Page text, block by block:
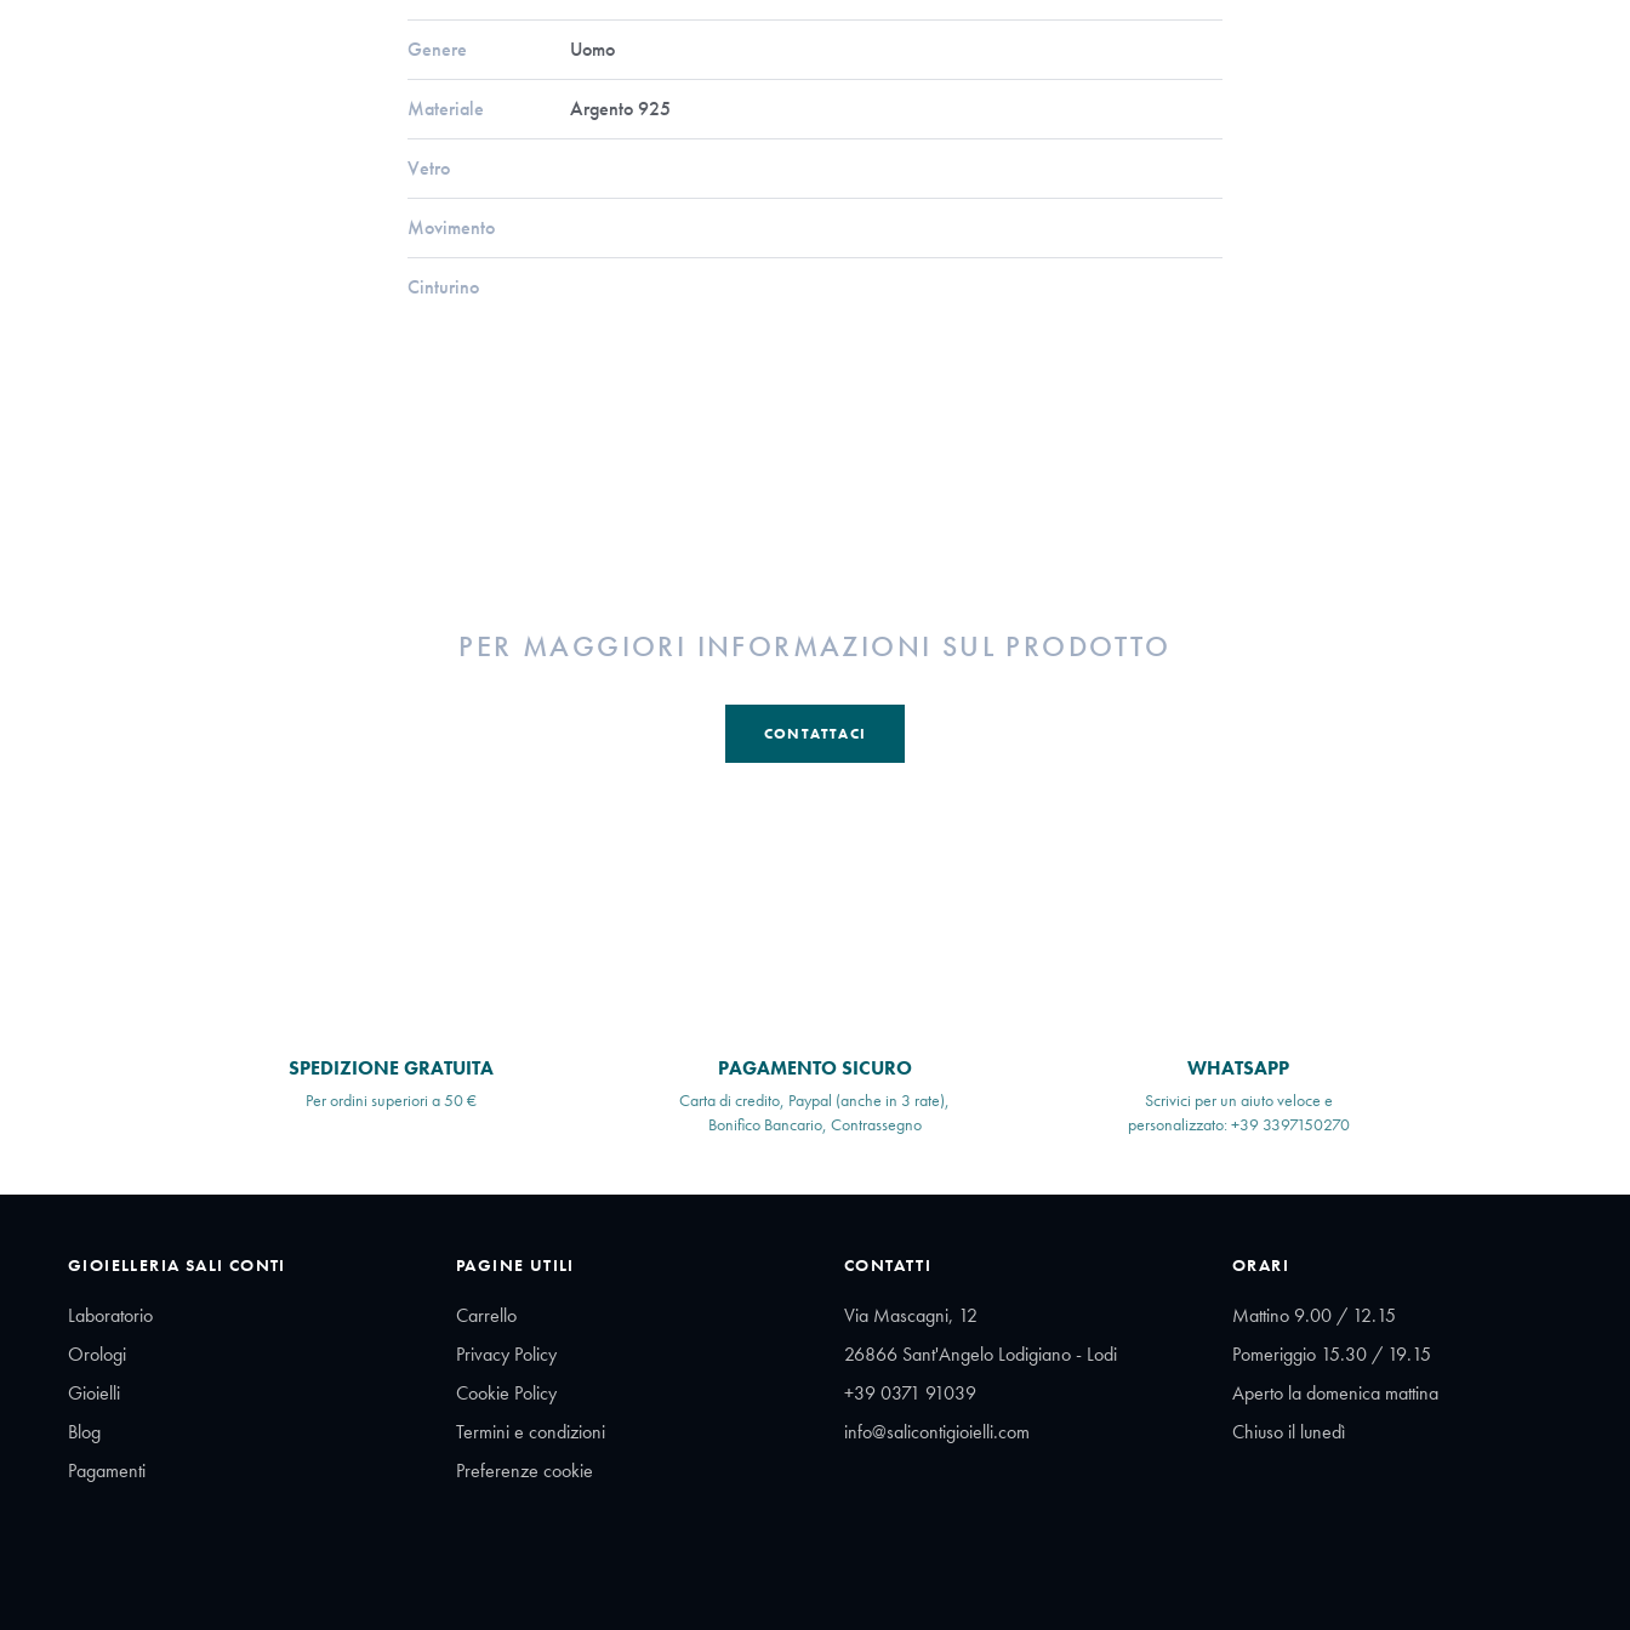
Genere Uomo
Materiale Argento 925
Vetro
Movimento
Cinturino
PER MAGGIORI INFORMAZIONI SUL PRODOTTO
CONTATTACI
SPEDIZIONE GRATUITA
Per ordini superiori a 50 €
PAGAMENTO SICURO
Carta di credito, Paypal (anche in 3 rate),
Bonifico Bancario, Contrassegno
WHATSAPP
Scrivici per un aiuto veloce e
personalizzato: +39 3397150270
GIOIELLERIA SALI CONTI
Laboratorio
Orologi
Gioielli
Blog
Pagamenti
PAGINE UTILI
Carrello
Privacy Policy
Cookie Policy
Termini e condizioni
Preferenze cookie
CONTATTI
Via Mascagni, 12
26866 Sant'Angelo Lodigiano - Lodi
+39 0371 91039
info@salicontigioielli.com
ORARI
Mattino 9.00 / 12.15
Pomeriggio 15.30 / 19.15
Aperto la domenica mattina
Chiuso il lunedì